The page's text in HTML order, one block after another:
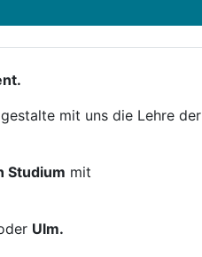
mit uns die Lehre der
Studium mit
Ulm.